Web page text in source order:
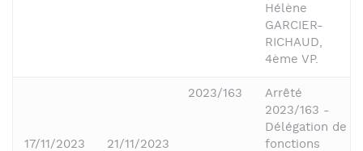
Hélène
GARCIER-
RICHAUD,
4ème VP.
17/11/2023 21/11/2023
2023/163
Arrêté
2023/163 -
Délégation de
fonctions